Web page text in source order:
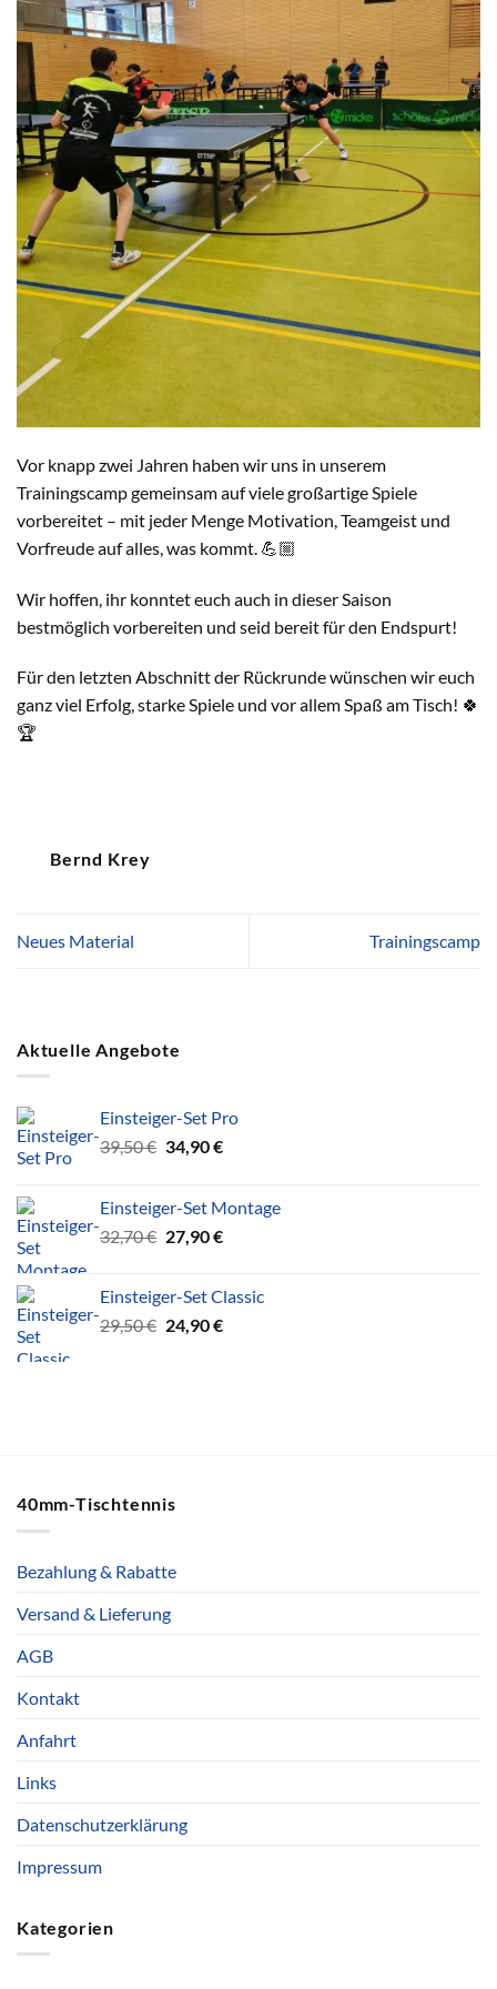
Vor knapp zwei Jahren haben wir uns in unserem
Trainingscamp gemeinsam auf viele großartige Spiele
vorbereitet – mit jeder Menge Motivation, Teamgeist und
Vorfreude auf alles, was kommt. 💪🏼
Wir hoffen, ihr konntet euch auch in dieser Saison
bestmöglich vorbereiten und seid bereit für den Endspurt!
Für den letzten Abschnitt der Rückrunde wünschen wir euch
ganz viel Erfolg, starke Spiele und vor allem Spaß am Tisch! 🍀
🏆
Bernd Krey
Neues Material Trainingscamp
Aktuelle Angebote
Einsteiger-Set Pro
39,50€ Ursprünglicher
39,50 €
34,90€Aktueller
34,90 €.
Einsteiger-Set Montage
32,70€ Ursprünglicher
32,70 €
27,90€Aktueller
27,90 €.
Einsteiger-Set Classic
29,50€ Ursprünglicher
24,90€Aktueller
40mm-Tischtennis
Bezahlung & Rabatte
Versand & Lieferung
AGB
Kontakt
Anfahrt
Links
Datenschutzerklärung
Impressum
Kategorien